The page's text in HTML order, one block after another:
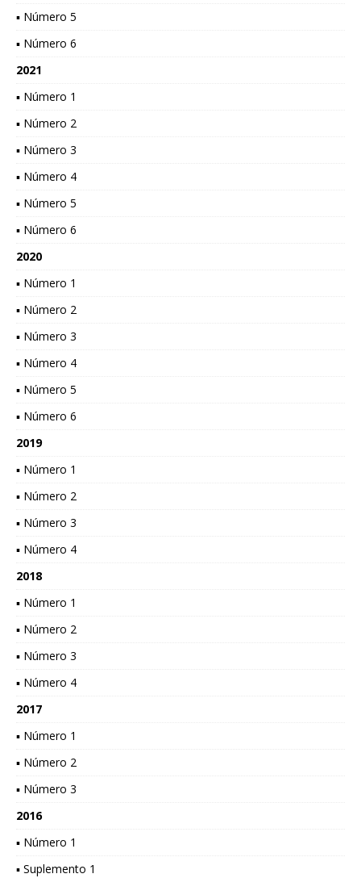
▪ Número 5
▪ Número 6
2021
▪ Número 1
▪ Número 2
▪ Número 3
▪ Número 4
▪ Número 5
▪ Número 6
2020
▪ Número 1
▪ Número 2
▪ Número 3
▪ Número 4
▪ Número 5
▪ Número 6
2019
▪ Número 1
▪ Número 2
▪ Número 3
▪ Número 4
2018
▪ Número 1
▪ Número 2
▪ Número 3
▪ Número 4
2017
▪ Número 1
▪ Número 2
▪ Número 3
2016
▪ Número 1
▪ Suplemento 1